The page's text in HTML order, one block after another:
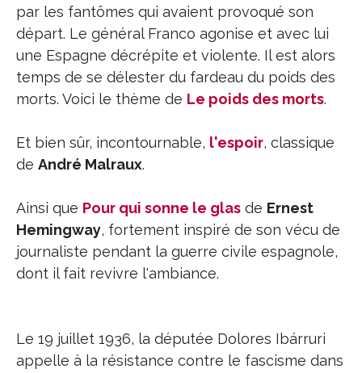
par les fantômes qui avaient provoqué son
départ. Le général Franco agonise et avec lui
une Espagne décrépite et violente. Il est alors
temps de se délester du fardeau du poids des
morts. Voici le thème de Le poids des morts.
Et bien sûr, incontournable, l'espoir, classique
de André Malraux.
Ainsi que Pour qui sonne le glas de Ernest
Hemingway, fortement inspiré de son vécu de
journaliste pendant la guerre civile espagnole,
dont il fait revivre l'ambiance.
Le 19 juillet 1936, la députée Dolores Ibárruri
appelle à la résistance contre le fascisme dans